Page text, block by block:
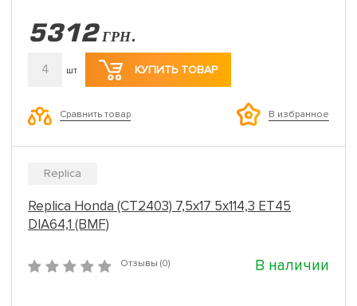
5312 ГРН.
4 шт КУПИТЬ ТОВАР
Сравнить товар В избранное
Replica
Replica Honda (CT2403) 7,5x17 5x114,3 ET45
DIA64,1 (BMF)
Отзывы (0) В наличии